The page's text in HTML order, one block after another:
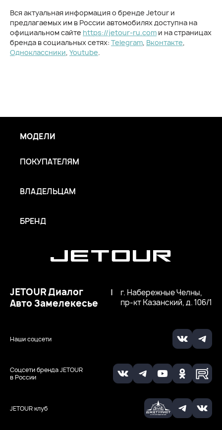
Вся актуальная информация о бренде Jetour и
предлагаемых им в России автомобилях доступна на
официальном сайте https://jetour-ru.com и на страницах
бренда в социальных сетях: Telegram, Вконтакте,
Одноклассники, Youtube.
JETOUR клуб
Соцсети бренда JETOUR
в России
Наши соцсети
JETOUR Диалог
Авто Замелекесье
|
г. Набережные Челны,
пр-кт Казанский, д. 106/1
МОДЕЛИ
ПОКУПАТЕЛЯМ
ВЛАДЕЛЬЦАМ
БРЕНД